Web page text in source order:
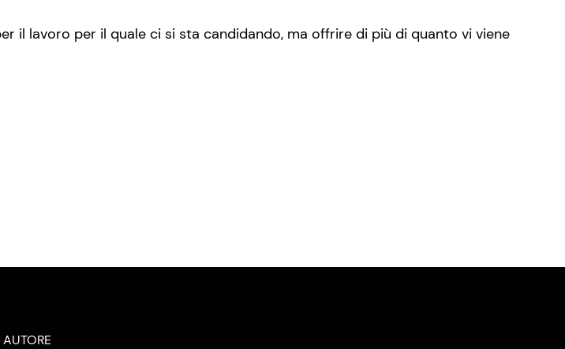
il lavoro per il quale ci si sta candidando, ma offrire di più di quanto vi viene
AUTORE